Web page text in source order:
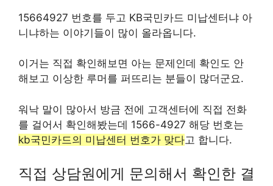
15664927 번호를 두고 KB국민카드 미납센터냐 아
니냐하는 이야기들이 많이 올라옵니다.
이거는 직접 확인해보면 아는 문제인데 확인도 안
해보고 이상한 루머를 퍼뜨리는 분들이 많더군요.
워낙 말이 많아서 방금 전에 고객센터에 직접 전화
를 걸어서 확인해봤는데 1566-4927 해당 번호는
kb국민카드의 미납센터 번호가 맞다고 합니다.
직접 상담원에게 문의해서 확인한 결